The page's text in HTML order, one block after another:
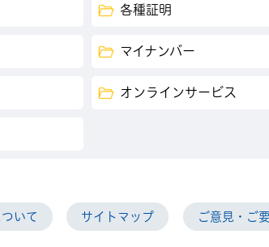
各種証明
マイナンバー
オンラインサービス
いて サイトマップ ご意見・ご